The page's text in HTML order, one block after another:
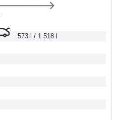
573 l / 1 518 l